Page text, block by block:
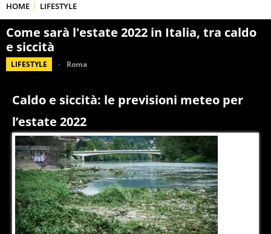
HOME LIFESTYLE
Come sarà l'estate 2022 in Italia, tra caldo
e siccità
LIFESTYLE Roma
Caldo e siccità: le previsioni meteo per
l’estate 2022